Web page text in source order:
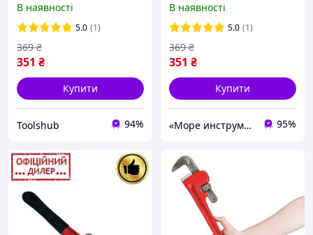
В наявності
5.0 (1)
351 ₴
369 ₴
Купити
Toolshub 94%
В наявності
5.0 (1)
351 ₴
369 ₴
Купити
«Море инструментов» 95%